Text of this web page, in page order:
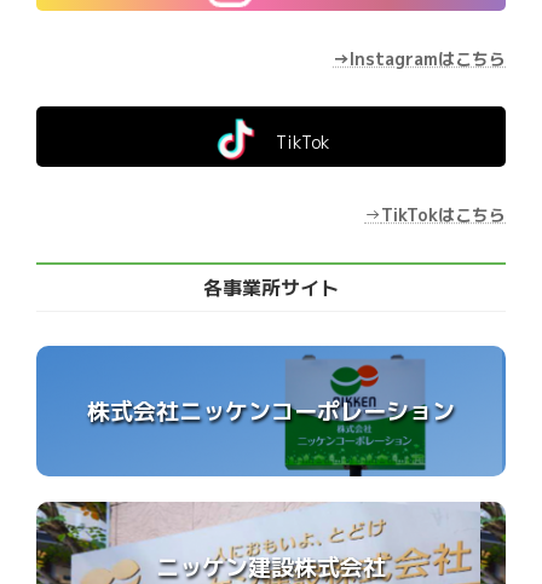
→Instagramはこちら
TikTok
→TikTokはこちら
各事業所サイト
株式会社ニッケンコーポレーション
ニッケン建設株式会社